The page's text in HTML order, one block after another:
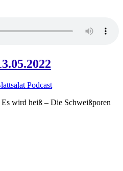
Podcast
wird heiß – Die Schweißporen